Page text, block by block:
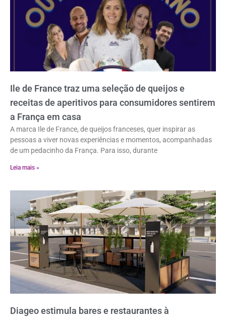
Ile de France traz uma seleção de queijos e
receitas de aperitivos para consumidores sentirem
a França em casa
A marca Ile de France, de queijos franceses, quer inspirar as
pessoas a viver novas experiências e momentos, acompanhadas
de um pedacinho da França. Para isso, durante
Leia mais »
Diageo estimula bares e restaurantes à